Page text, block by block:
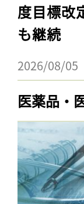
度目標改
も継続
2026/08/05
医薬品・